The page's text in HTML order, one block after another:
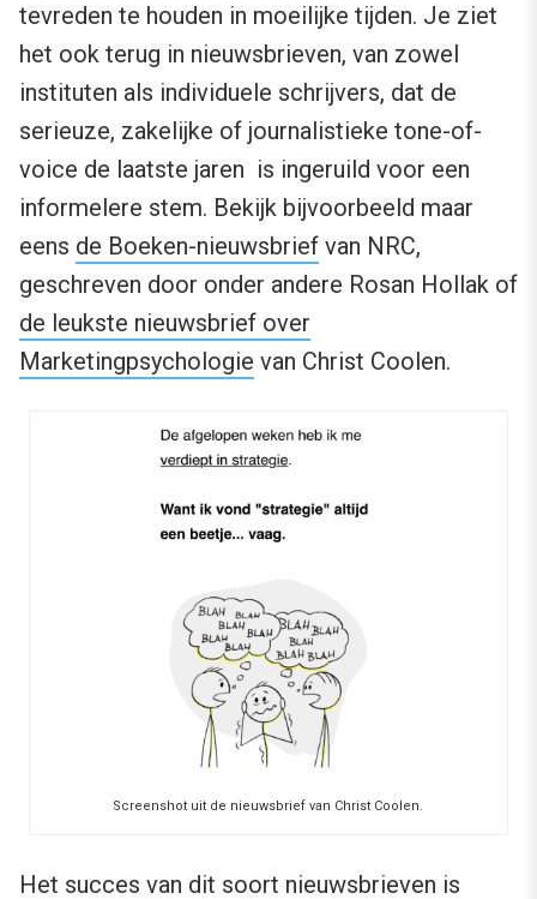
tevreden te houden in moeilijke tijden. Je ziet
het ook terug in nieuwsbrieven, van zowel
instituten als individuele schrijvers, dat de
serieuze, zakelijke of journalistieke tone-of-
voice de laatste jaren is ingeruild voor een
informelere stem. Bekijk bijvoorbeeld maar
eens de Boeken-nieuwsbrief van NRC,
geschreven door onder andere Rosan Hollak of
de leukste nieuwsbrief over
Marketingpsychologie van Christ Coolen.
Screenshot uit de nieuwsbrief van Christ Coolen.
Het succes van dit soort nieuwsbrieven is